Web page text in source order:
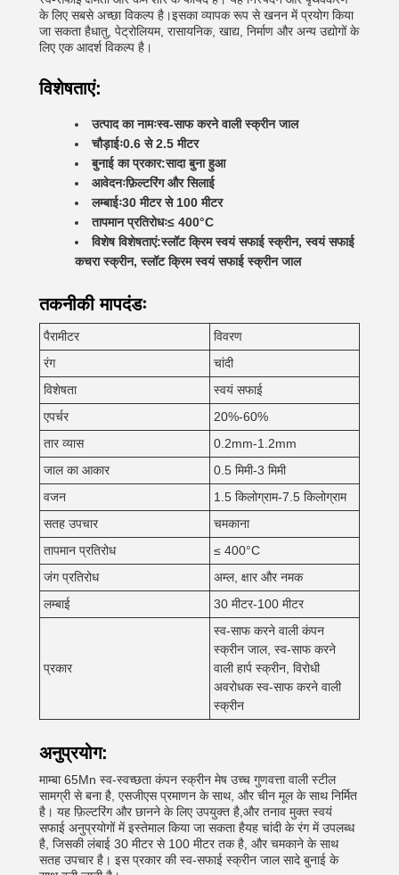
के लिए सबसे अच्छा विकल्प है।इसका व्यापक रूप से खनन में प्रयोग किया
जा सकता हैधातु, पेट्रोलियम, रासायनिक, खाद्य, निर्माण और अन्य उद्योगों के
लिए एक आदर्श विकल्प है।
विशेषताएं:
उत्पाद का नामःस्व-साफ करने वाली स्क्रीन जाल
चौड़ाईः0.6 से 2.5 मीटर
बुनाई का प्रकार:सादा बुना हुआ
आवेदनःफ़िल्टरिंग और सिलाई
लम्बाईः30 मीटर से 100 मीटर
तापमान प्रतिरोधः≤ 400°C
विशेष विशेषताएं:स्लॉट क्रिम स्वयं सफाई स्क्रीन, स्वयं सफाई
कचरा स्क्रीन, स्लॉट क्रिम स्वयं सफाई स्क्रीन जाल
तकनीकी मापदंडः
पैरामीटर
विवरण
रंग
चांदी
विशेषता
स्वयं सफाई
एपर्चर
20%-60%
तार व्यास
0.2mm-1.2mm
जाल का आकार
0.5 मिमी-3 मिमी
वजन
1.5 किलोग्राम-7.5 किलोग्राम
सतह उपचार
चमकाना
तापमान प्रतिरोध
≤ 400°C
जंग प्रतिरोध
अम्ल, क्षार और नमक
लम्बाई
30 मीटर-100 मीटर
प्रकार
स्व-साफ करने वाली कंपन
स्क्रीन जाल, स्व-साफ करने
वाली हार्प स्क्रीन, विरोधी
अवरोधक स्व-साफ करने वाली
स्क्रीन
अनुप्रयोग:
माम्बा 65Mn स्व-स्वच्छता कंपन स्क्रीन मेष उच्च गुणवत्ता वाली स्टील
सामग्री से बना है, एसजीएस प्रमाणन के साथ, और चीन मूल के साथ निर्मित
है। यह फ़िल्टरिंग और छानने के लिए उपयुक्त है,और तनाव मुक्त स्वयं
सफाई अनुप्रयोगों में इस्तेमाल किया जा सकता हैयह चांदी के रंग में उपलब्ध
है, जिसकी लंबाई 30 मीटर से 100 मीटर तक है, और चमकाने के साथ
सतह उपचार है। इस प्रकार की स्व-सफाई स्क्रीन जाल सादे बुनाई के